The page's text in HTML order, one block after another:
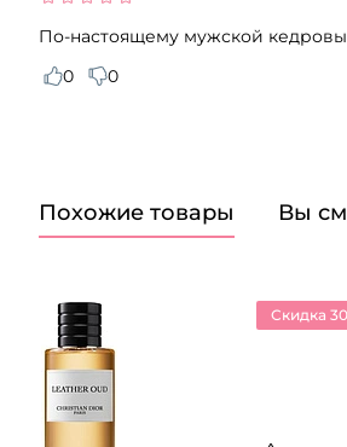
По-настоящему мужской
0
0
Похожие товары Вы
Скидка